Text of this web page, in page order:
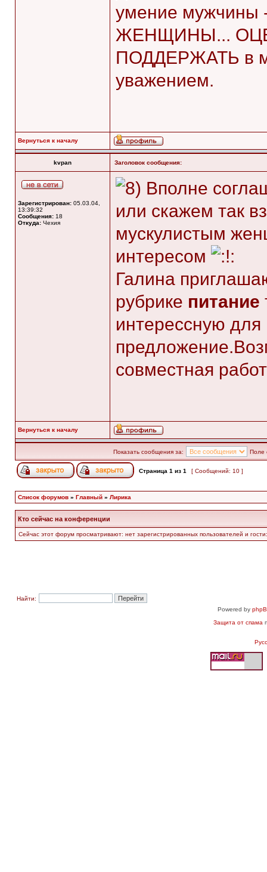
умение
ЖЕНЩИНЫ...
ПОДДЕРЖАТЬ в
уважением.
Вернуться к началу
kvpan Заголовок сообщения:
Зарегистрирован: 05.03.04,
13:39:32
Сообщения: 18
Откуда: Чехия
Вполне
или скажем так
мускулистым
интересом
Галина
рубрике питание
интерессную
совместная
Вернуться к началу
Показать сообщения за: Поле
Страница 1 из 1 [ Сообщений: 10 ]
Список форумов » Главный » Лирика
Кто сейчас на конференции
Сейчас этот форум просматривают: нет зарегистрированных пользователей и
Найти:
Powered by
Защита от спама